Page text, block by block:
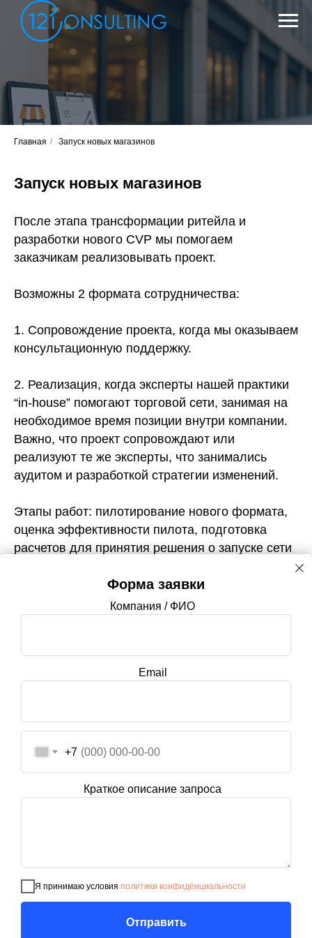
Главная / Запуск новых магазинов
Запуск новых магазинов
После этапа трансформации ритейла и
разработки нового CVP мы помогаем
заказчикам реализовывать проект.
Возможны 2 формата сотрудничества:
1. Сопровождение проекта, когда мы оказываем
консультационную поддержку.
2. Реализация, когда эксперты нашей практики
“in-house” помогают торговой сети, занимая на
необходимое время позиции внутри компании.
Важно, что проект сопровождают или
реализуют те же эксперты, что занимались
аудитом и разработкой стратегии изменений.
Этапы работ: пилотирование нового формата,
оценка эффективности пилота, подготовка
расчетов для принятия решения о запуске сети
регулярный формат работы.
Форма заявки
Компания / ФИО
Email
+7
Краткое описание запроса
Я принимаю условия политики конфиденциальности
Отправить
© 2019-2023 Консультационная практика
121Consulting